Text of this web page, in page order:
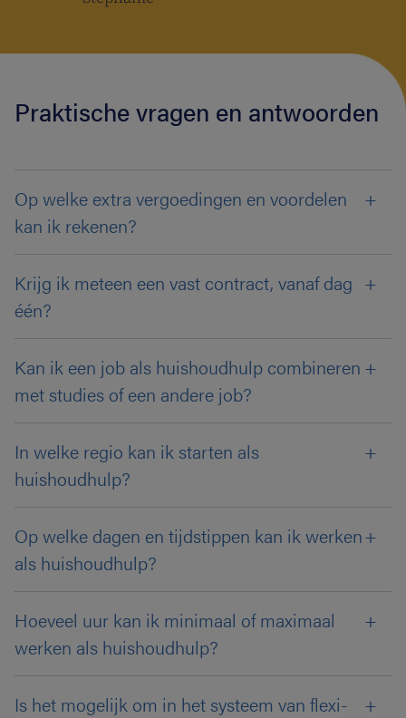
Praktische vragen en antwoorden
Op welke extra vergoedingen en voordelen
kan ik rekenen?
Krijg ik meteen een vast contract, vanaf dag
één?
Kan ik een job als huishoudhulp combineren
met studies of een andere job?
In welke regio kan ik starten als
huishoudhulp?
Op welke dagen en tijdstippen kan ik werken
als huishoudhulp?
Hoeveel uur kan ik minimaal of maximaal
werken als huishoudhulp?
Is het mogelijk om in het systeem van flexi-